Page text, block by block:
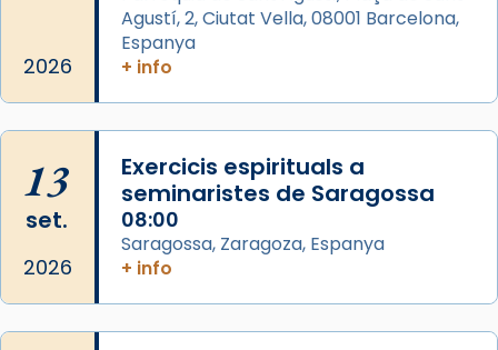
Arquebisbat de Barcelona
de Barcelona.
1 week ago
comitè organitzador de la visita apostòlica
del Sant Pare Lleó XIV a Barcelona, i als
col·laboradors, a la Catedral de Barcelona.
L’arquebisbe de Barcelona, el cardenal Joan
2026
Agustí, 2, Ciutat Vella, 08001 Barcelona,
Espanya
+ info
13
set.
2026
Exercicis espirituals a
seminaristes de Saragossa
08:00
Saragossa, Zaragoza, Espanya
+ info